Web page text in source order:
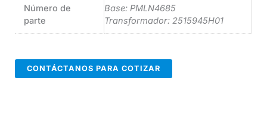
Número de
parte
Base: PMLN4685
Transformador: 2515945H01
CONTÁCTANOS PARA COTIZAR